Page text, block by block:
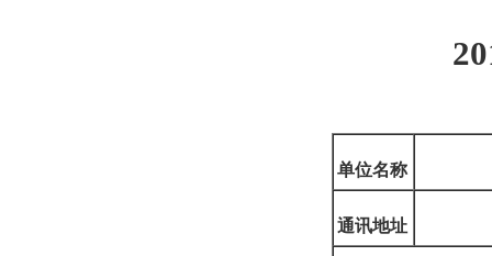
单位名称
通讯地址